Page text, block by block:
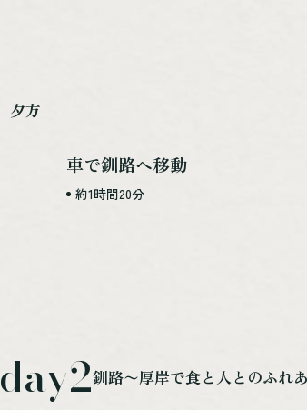
夕方
車で釧路へ移動
約1時間20分
day2釧路〜厚岸で食と人とのふれ